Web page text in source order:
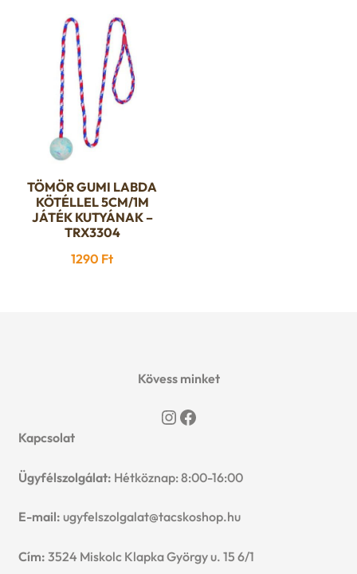
TÖMÖR GUMI LABDA
KÖTÉLLEL 5CM/1M
JÁTÉK KUTYÁNAK –
TRX3304
1290 Ft
Kövess minket
Instagram
Facebook
Kapcsolat
Ügyfélszolgálat: Hétköznap: 8:00-16:00
E-mail: ugyfelszolgalat@tacskoshop.hu
Cím: 3524 Miskolc Klapka György u. 15 6/1